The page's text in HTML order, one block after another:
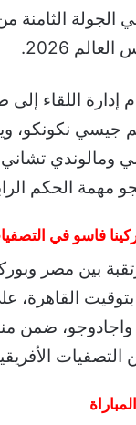
في الجولة
2026.
إدارة اللقاء
جيسي نكونكو،
ومالوندي تشاني
مهمة الحكم
فاسو في
بين مصر
ضمن